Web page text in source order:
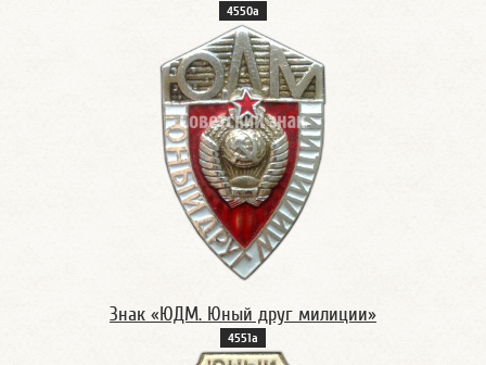
4550а
Знак «ЮДМ. Юный друг милиции»
4551а